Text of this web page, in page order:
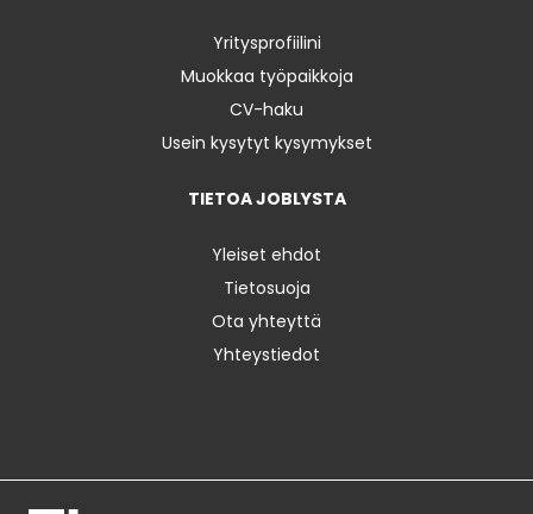
Yritysprofiilini
Muokkaa työpaikkoja
CV-haku
Usein kysytyt kysymykset
TIETOA JOBLYSTA
Yleiset ehdot
Tietosuoja
Ota yhteyttä
Yhteystiedot